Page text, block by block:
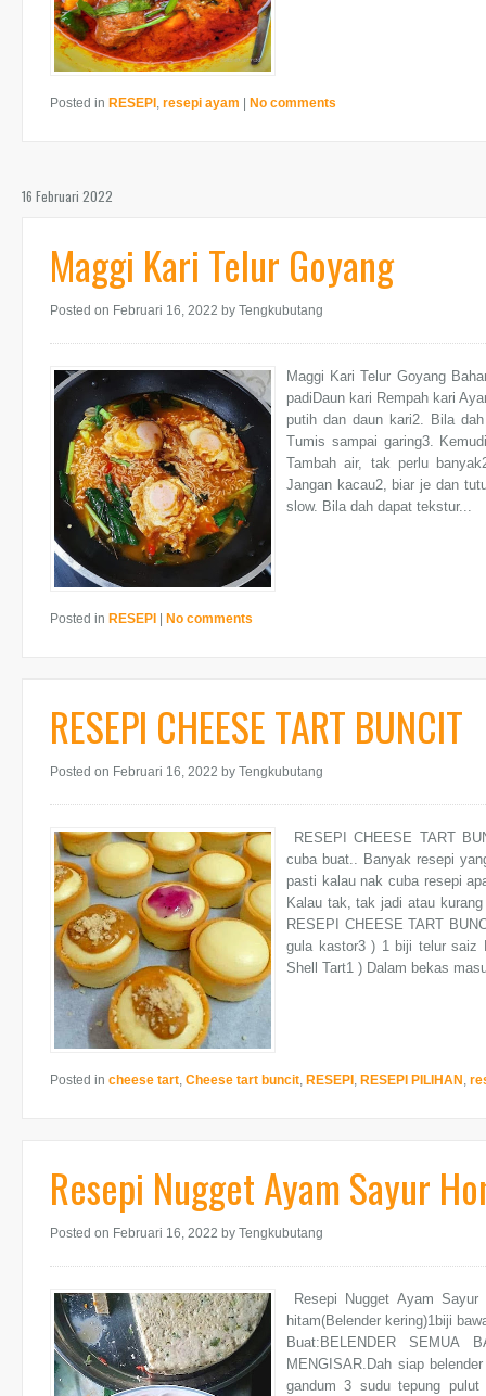
Posted in RESEPI resepi ayam | No comments
16 Februari 2022
Maggi Kari Telur Goyang
Posted on Februari 16, 2022 by Tengkubutang
Maggi Kari Telur Goyang
padiDaun kari Rempah kari
putih dan daun kari2. Bila
Tumis sampai garing3.
Tambah air, tak perlu
Jangan kacau2, biar je dan
slow. Bila dah dapat tekstur...
Posted in RESEPI | No comments
RESEPI CHEESE TART BUNCIT
Posted on Februari 16, 2022 by Tengkubutang
RESEPI CHEESE TART
cuba buat.. Banyak resepi
pasti kalau nak cuba resepi
Kalau tak, tak jadi atau
RESEPI CHEESE TART
gula kastor3 ) 1 biji telur saiz
Shell Tart1 ) Dalam bekas
Posted in cheese tart Cheese tart buncit RESEPI RESEPI PILIHAN
Resepi Nugget Ayam Sayur
Posted on Februari 16, 2022 by Tengkubutang
Resepi Nugget Ayam Sayur
hitam(Belender kering)1biji
Buat:BELENDER SEMUA
MENGISAR.Dah siap
gandum 3 sudu tepung